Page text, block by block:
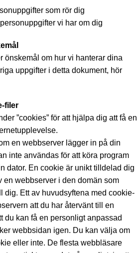
som rör dig
vi har om dig
önskemål om hur vi hanterar dina
uppgifter i detta dokument, hör
filer
”cookies” för att hjälpa dig att få en
en webbserver lägger in på din
inte användas för att köra program
dator. En cookie är unikt tilldelad dig
en webbserver i den domän som
dig. Ett av huvudsyftena med cookie-
att du har återvänt till en
du kan få en personligt anpassad
webbsidan igen. Du kan välja om
eller inte. De flesta webbläsare